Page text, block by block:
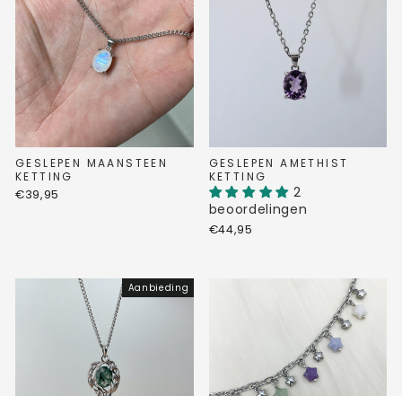
GESLEPEN MAANSTEEN
KETTING
€39,95
GESLEPEN AMETHIST
KETTING
2
beoordelingen
€44,95
Aanbieding